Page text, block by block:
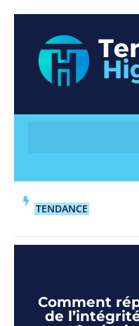
TENDANCE
Comment
de